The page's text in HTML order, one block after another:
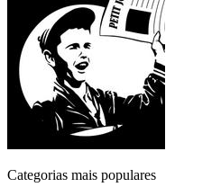
Categorias mais populares